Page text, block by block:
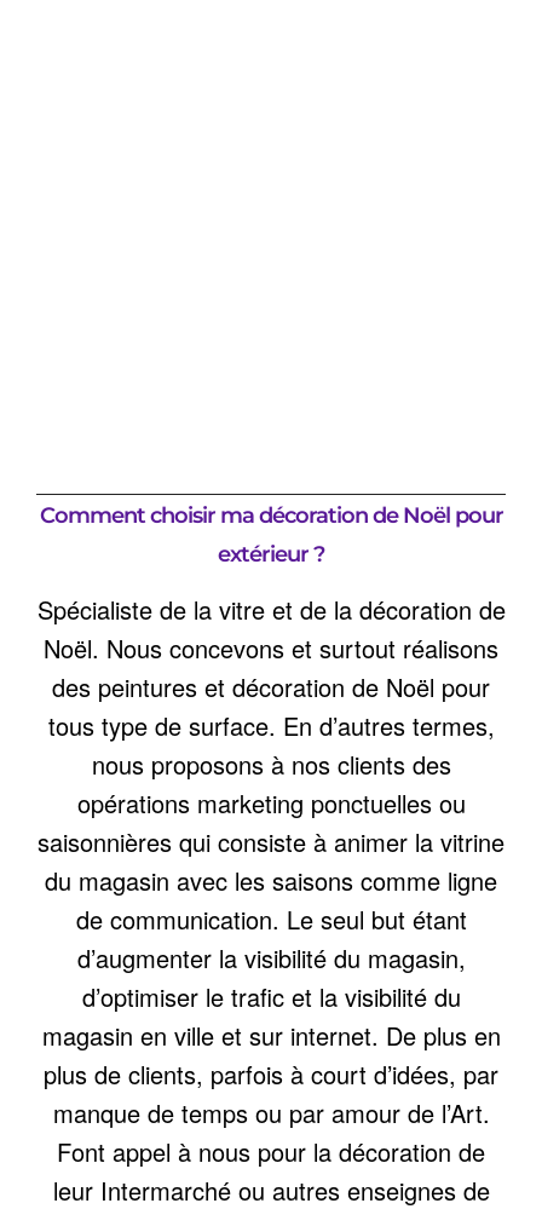
Comment choisir ma décoration de Noël pour
extérieur ?
Spécialiste de la vitre et de la décoration de
Noël. Nous concevons et surtout réalisons
des peintures et décoration de Noël pour
tous type de surface. En d’autres termes,
nous proposons à nos clients des
opérations marketing ponctuelles ou
saisonnières qui consiste à animer la vitrine
du magasin avec les saisons comme ligne
de communication. Le seul but étant
d’augmenter la visibilité du magasin,
d’optimiser le trafic et la visibilité du
magasin en ville et sur internet. De plus en
plus de clients, parfois à court d’idées, par
manque de temps ou par amour de l’Art.
Font appel à nous pour la décoration de
leur Intermarché ou autres enseignes de